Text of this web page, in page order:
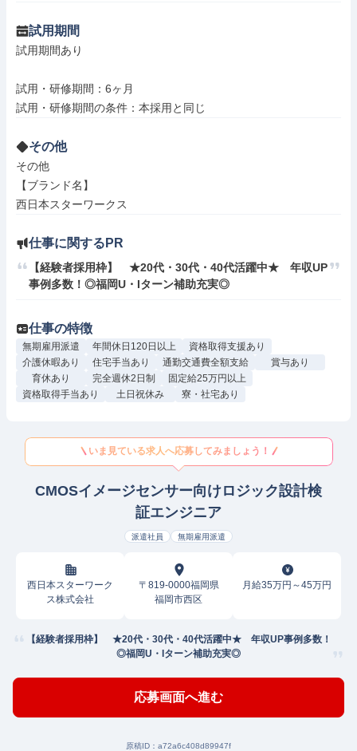
試用期間
試用期間あり
試用・研修期間：6ヶ月
その他
その他
【ブランド名】
西日本スターワークス
仕事に関するPR
【経験者採用枠】　★20代・30代・40代活躍中★　年収UP
事例多数！◎福岡U・Iターン補助充実◎
仕事の特徴
無期雇用派遣 年間休日120日以上
資格取得支援あり
介護休暇あり
住宅手当あり 通勤交通費全額支給
賞与あり
育休あり
完全週休2日制
固定給25万円以上
資格取得手当あり
土日祝休み 寮・社宅あり
いま見ている求人へ応募してみましょう！
CMOSイメージセンサー向けロジック設計検
証エンジニア
派遣社員 無期雇用派遣
西日本スターワーク
ス株式会社
〒819-0000福岡県
福岡市西区
月給35万円～45万円
【経験者採用枠】 ★20代・30代・40代活躍中★ 年収UP事例多数！
◎福岡U・Iターン補助充実◎
応募画面へ進む
原稿ID： a72a6c408d89947f